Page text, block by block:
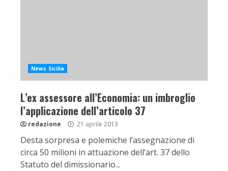
News Sicilia
L’ex assessore all’Economia: un imbroglio
l’applicazione dell’articolo 37
redazione 21 aprile 2013
Desta sorpresa e polemiche l’assegnazione di
circa 50 milioni in attuazione dell’art. 37 dello
Statuto del dimissionario...